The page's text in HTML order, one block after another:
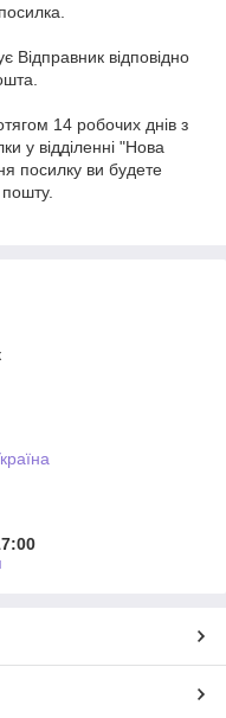
Відправник відповідно
14 робочих днів з
у відділенні "Нова
посилку ви будете